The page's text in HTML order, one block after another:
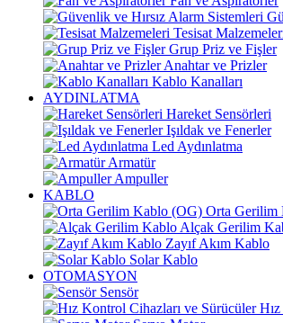
Tesisat
Grup Priz ve Fişler
Anahtar ve Prizler
Kablo Kanalları
AYDINLATMA
Hareket Sensörleri
Işıldak ve Fenerler
Led Aydınlatma
Armatür
Ampuller
KABLO
Orta Gerilim
Alçak Gerilim
Zayıf Akım Kablo
Solar Kablo
OTOMASYON
Sensör